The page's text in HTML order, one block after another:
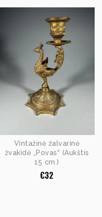
Vintažinė žalvarinė
žvakidė „Povas“ (Aukštis
15 cm.)
€32